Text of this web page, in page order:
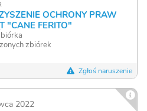
OCHRONY PRAW
"CANE FERITO"
zbiórek
Zgłoś naruszenie
2022